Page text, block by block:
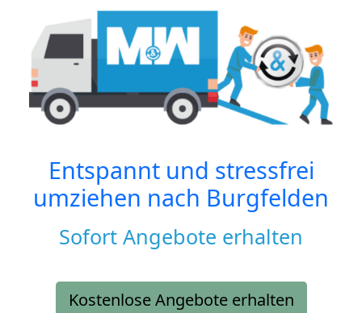
Entspannt und stressfrei
umziehen nach Burgfelden
Sofort Angebote erhalten
Kostenlose Angebote erhalten